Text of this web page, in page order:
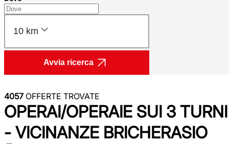
10 km
Avvia ricerca
4057 OFFERTE TROVATE
OPERAI/OPERAIE SUI 3 TURNI
- VICINANZE BRICHERASIO